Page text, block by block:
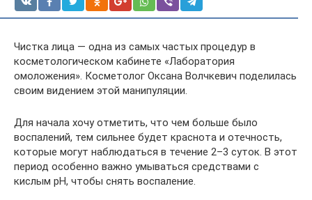
Чистка лица — одна из самых частых процедур в
косметологическом кабинете «Лаборатория
омоложения». Косметолог Оксана Волчкевич поделилась
своим видением этой манипуляции. ⠀
Для начала хочу отметить, что чем больше было
воспалений, тем сильнее будет краснота и отечность,
которые могут наблюдаться в течение 2–3 суток. В этот
период особенно важно умываться средствами с
кислым рН, чтобы снять воспаление.